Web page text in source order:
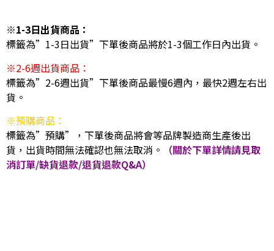
※1-3日出貨商品：
標籤為”1-3日出貨”下單後商品將於1-3個工作日內出貨。
※2-6週出貨商品：
標籤為”2-6週出貨”下單後商品最慢6週內，最快2週左右出
貨。
※預購商品：
標籤為”預購”，下單後商品將會等品牌製造商生產後出
貨，出貨時間無法確認也無法取消。
（關於下單詳情請見取
消訂單/缺貨退款/退貨退款Q&A）